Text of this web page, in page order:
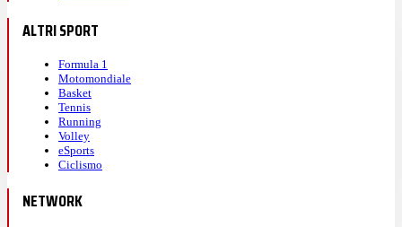
ALTRI SPORT
Formula 1
Motomondiale
Basket
Tennis
Running
Volley
eSports
Ciclismo
NETWORK